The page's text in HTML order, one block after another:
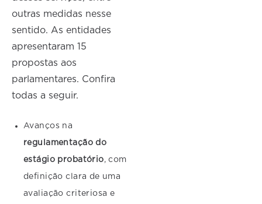
outras medidas nesse
sentido. As entidades
apresentaram 15
propostas aos
parlamentares. Confira
todas a seguir.
Avanços na
regulamentação do
estágio probatório, com
definição clara de uma
avaliação criteriosa e